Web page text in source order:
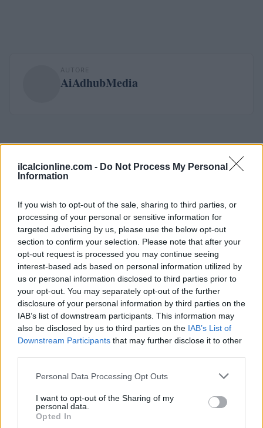
ilcalcionline.com - Do Not Process My Personal
Information
If you wish to opt-out of the sale, sharing to third parties, or
processing of your personal or sensitive information for
targeted advertising by us, please use the below opt-out
section to confirm your selection. Please note that after your
opt-out request is processed you may continue seeing
interest-based ads based on personal information utilized by
us or personal information disclosed to third parties prior to
your opt-out. You may separately opt-out of the further
disclosure of your personal information by third parties on the
IAB’s list of downstream participants. This information may
also be disclosed by us to third parties on the IAB’s List of
Downstream Participants that may further disclose it to other
Please note that this website/app uses one or more Google
not limited to your visit or usage behaviour. You may click to
grant or deny consent to Google and its third-party tags to
use your data for below specified purposes in below Google
Personal Data Processing Opt Outs
I want to opt-out of the Sharing of my
personal data.
Opted In
AUTORE
AiAdhubMedia
NEWS